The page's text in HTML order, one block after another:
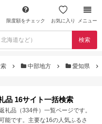
限度額をチェック お気に入り メニュー
検索
中部地方 愛知県
品 16サイト一括検索
礼品（334件）一覧ページです。
能です。主要な16の人気ふるさ